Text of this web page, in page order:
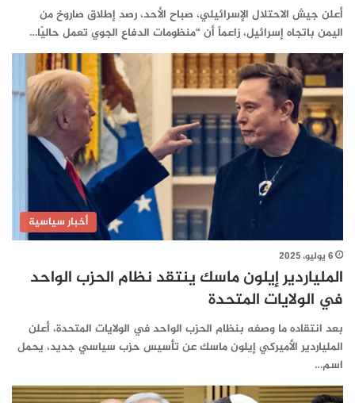
أعلن جيش الاحتلال الإسرائيلي، صباح الأحد، رصد إطلاق صاروخ من
اليمن باتجاه إسرائيل، زاعماً أن “منظومات الدفاع الجوي تعمل حاليًا…
أخبار سياسية
6 يوليو، 2025
الملياردير إيلون ماسك ينتقد نظام الحزب الواحد
في الولايات المتحدة
بعد انتقاده ما وصفه بنظام الحزب الواحد في الولايات المتحدة، أعلن
الملياردير الأميركي إيلون ماسك عن تأسيس حزب سياسي جديد، يحمل
اسم…